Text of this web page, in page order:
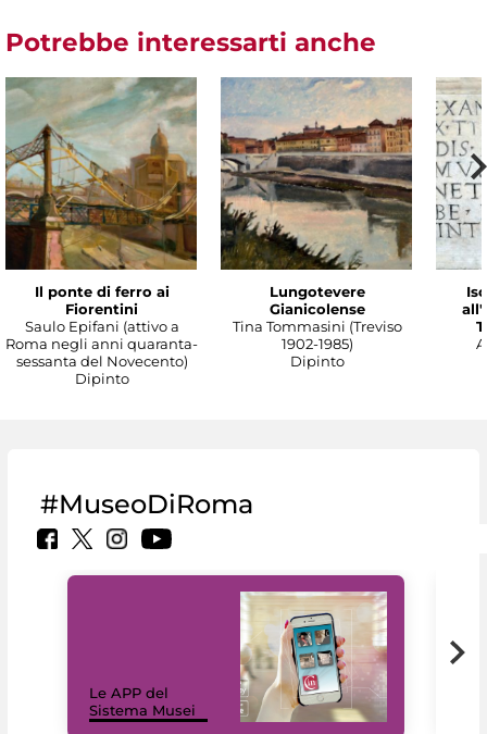
Potrebbe interessarti anche
Il ponte di ferro ai
Fiorentini
Saulo Epifani (attivo a
Roma negli anni quaranta-
sessanta del Novecento)
Dipinto
Lungotevere
Gianicolense
Tina Tommasini (Treviso
1902-1985)
Dipinto
#MuseoDiRoma
Le APP del
Sistema Musei